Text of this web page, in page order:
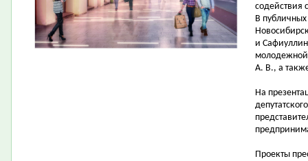
содействия
В
и
молодежной
А. В., а
На
Проекты